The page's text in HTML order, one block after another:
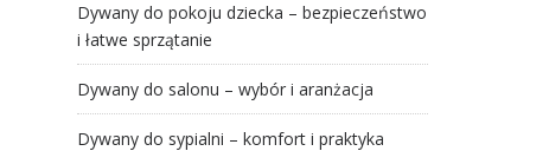
Dywany do pokoju dziecka – bezpieczeństwo
i łatwe sprzątanie
Dywany do salonu – wybór i aranżacja
Dywany do sypialni – komfort i praktyka